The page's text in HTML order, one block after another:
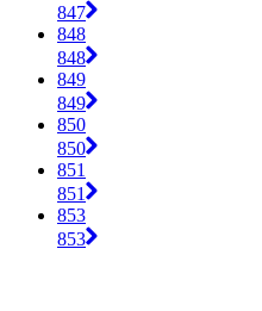
847
848
848
849
849
850
850
851
851
853
853